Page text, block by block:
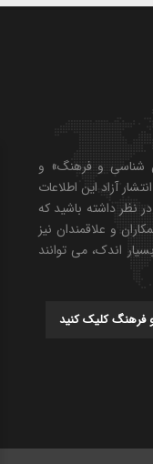
شناسی و فرهنگ» و
آزاد این اطلاعات
نظر داشته باشید که
و علاقمندان نیز
اندک، می توانند
فرهنگ کلیک کنید